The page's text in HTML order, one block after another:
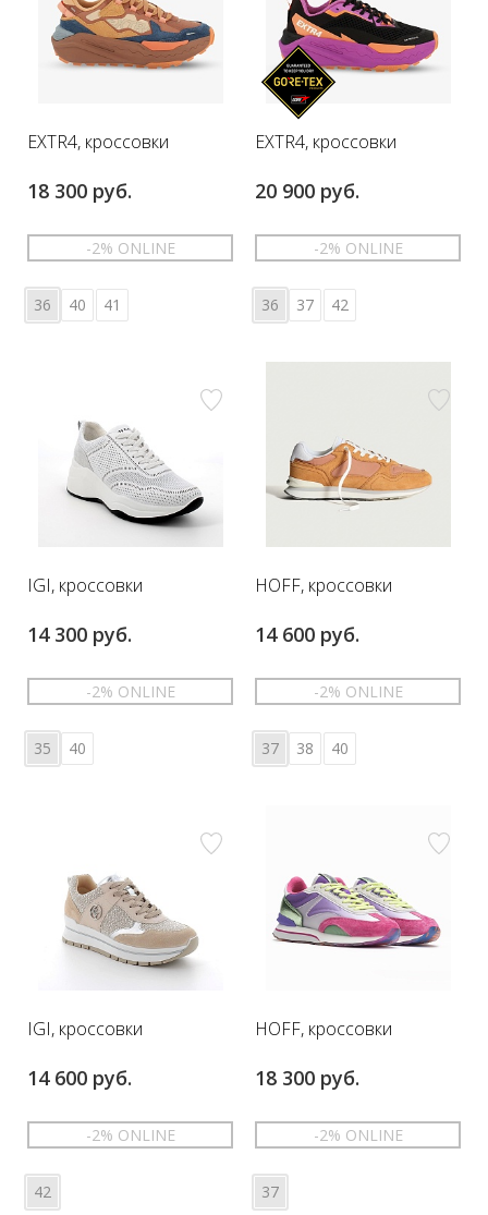
EXTR4, кроссовки
18 300 руб.
-2% ONLINE
36 40 41
EXTR4, кроссовки
20 900 руб.
-2% ONLINE
36 37 42
IGI, кроссовки
14 300 руб.
-2% ONLINE
35 40
HOFF, кроссовки
14 600 руб.
-2% ONLINE
37 38 40
IGI, кроссовки
14 600 руб.
-2% ONLINE
42
HOFF, кроссовки
18 300 руб.
-2% ONLINE
37